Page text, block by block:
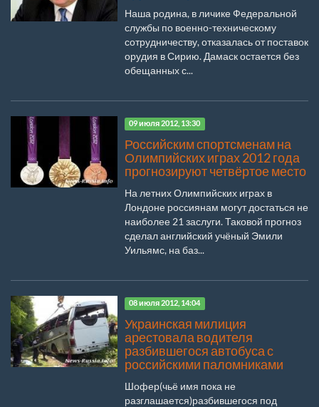
Наша родина, в личике Федеральной
службы по военно-техническому
сотрудничеству, отказалась от поставок
орудия в Сирию. Дамаск остается без
обещанных с...
09 июля 2012, 13:30
Российским спортсменам на
Олимпийских играх 2012 года
прогнозируют четвёртое место
На летних Олимпийских играх в
Лондоне россиянам могут достаться не
наиболее 21 заслуги. Таковой прогноз
сделал английский учёный Эмили
Уильямс, на баз...
08 июля 2012, 14:04
Украинская милиция
арестовала водителя
разбившегося автобуса с
российскими паломниками
Шофер(чьё имя пока не
разглашается)разбившегося под